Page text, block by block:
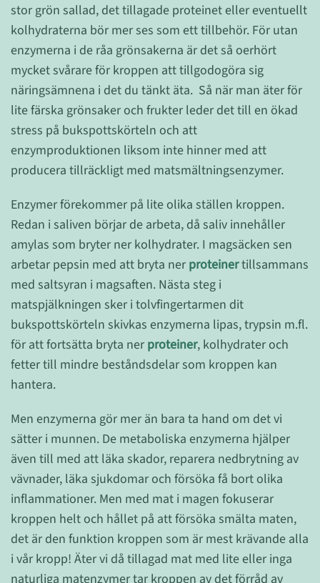
stor grön sallad, det tillagade proteinet eller eventuellt
kolhydraterna bör mer ses som ett tillbehör. För utan
enzymerna i de råa grönsakerna är det så oerhört
mycket svårare för kroppen att tillgodogöra sig
näringsämnena i det du tänkt äta. Så när man äter för
lite färska grönsaker och frukter leder det till en ökad
stress på bukspottskörteln och att
enzymproduktionen liksom inte hinner med att
producera tillräckligt med matsmältningsenzymer.
Enzymer förekommer på lite olika ställen kroppen.
Redan i saliven börjar de arbeta, då saliv innehåller
amylas som bryter ner kolhydrater. I magsäcken sen
arbetar pepsin med att bryta nerproteinertillsammans
med saltsyran i magsaften. Nästa steg i
matspjälkningen sker i tolvfingertarmen dit
bukspottskörteln skivkas enzymerna lipas, trypsin m.fl.
för att fortsätta bryta nerproteiner, kolhydrater och
fetter till mindre beståndsdelar som kroppen kan
hantera.
Men enzymerna gör mer än bara ta hand om det vi
sätter i munnen. De metaboliska enzymerna hjälper
även till med att läka skador, reparera nedbrytning av
vävnader, läka sjukdomar och försöka få bort olika
inflammationer. Men med mat i magen fokuserar
kroppen helt och hållet på att försöka smälta maten,
det är den funktion kroppen som är mest krävande alla
i vår kropp! Äter vi då tillagad mat med lite eller inga
naturliga matenzymer tar kroppen av det förråd av